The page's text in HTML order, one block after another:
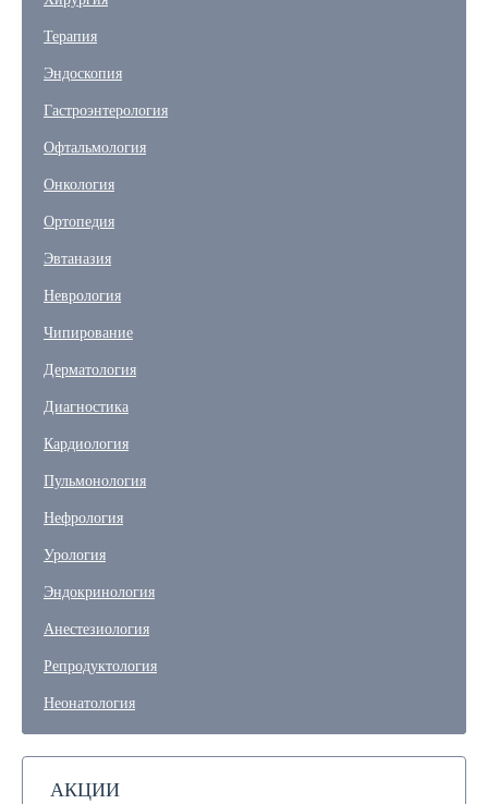
Терапия
Эндоскопия
Гастроэнтерология
Офтальмология
Онкология
Ортопедия
Эвтаназия
Неврология
Чипирование
Дерматология
Диагностика
Кардиология
Пульмонология
Нефрология
Урология
Эндокринология
Анестезиология
Репродуктология
Неонатология
АКЦИИ